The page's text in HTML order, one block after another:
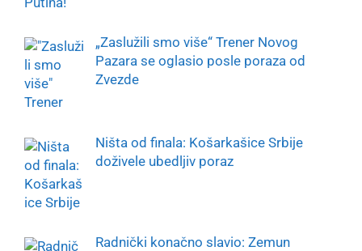
„Zaslužili smo više“ Trener Novog
Pazara se oglasio posle poraza od
Zvezde
Ništa od finala: Košarkašice Srbije
doživele ubedljiv poraz
Radnički konačno slavio: Zemun